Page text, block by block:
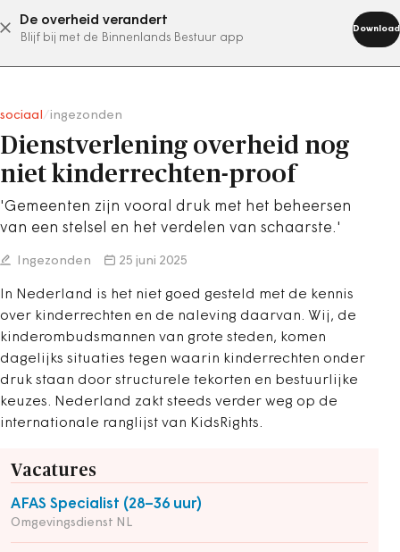
De overheid verandert
Blijf bij met de Binnenlands Bestuur app
Download
abonneer nu
sociaal ingezonden
Dienstverlening overheid nog
niet kinderrechten-proof
'Gemeenten zijn vooral druk met het beheersen
van een stelsel en het verdelen van schaarste.'
Ingezonden 25 juni 2025
In Nederland is het niet goed gesteld met de kennis
over kinderrechten en de naleving daarvan. Wij, de
kinderombudsmannen van grote steden, komen
dagelijks situaties tegen waarin kinderrechten onder
druk staan door structurele tekorten en bestuurlijke
keuzes. Nederland zakt steeds verder weg op de
internationale ranglijst van KidsRights.
Vacatures
AFAS Specialist (28–36 uur)
Omgevingsdienst NL